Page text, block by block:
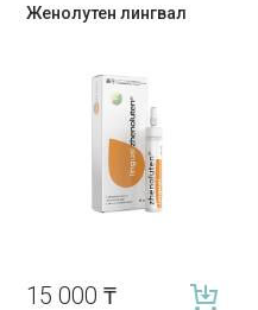
Женолутен лингвал
15 000₸